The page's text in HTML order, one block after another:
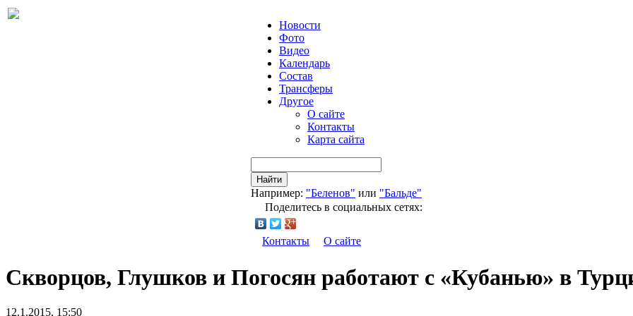
Новости
Фото
Видео
Календарь
Состав
Трансферы
Другое
О сайте
Контакты
Карта сайта
Найти
Например: "Беленов" или "Бальде"
Поделитесь в социальных сетях:
Контакты О сайте
Скворцов, Глушков и Погосян работают с «Кубанью» в
12.1.2015, 15:50